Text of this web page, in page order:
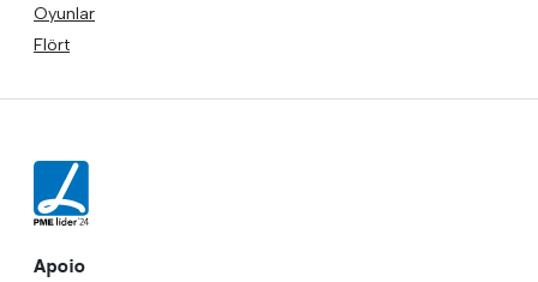
Oyunlar
Flört
Apoio